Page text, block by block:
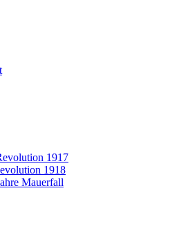
1917
1918
Mauerfall